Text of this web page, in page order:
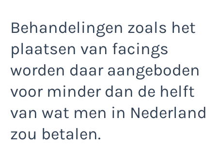
Behandelingen zoals het
plaatsen van facings
worden daar aangeboden
voor minder dan de helft
van wat men in Nederland
zou betalen.